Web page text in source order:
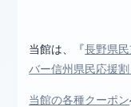
当館は、『長野県
バー信州県民応援割
当館の各種クーポン